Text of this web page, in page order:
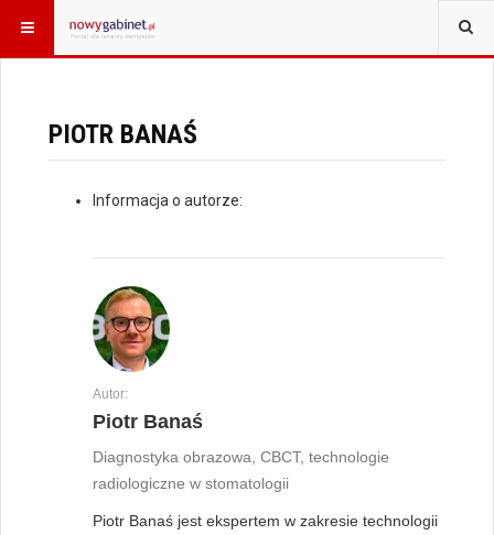
JESTEŚ TUTAJ: START
PIOTR BANAŚ
Informacja o autorze:
Autor:
Piotr Banaś
Diagnostyka obrazowa, CBCT, technologie
radiologiczne w stomatologii
Piotr Banaś jest ekspertem w zakresie technologii